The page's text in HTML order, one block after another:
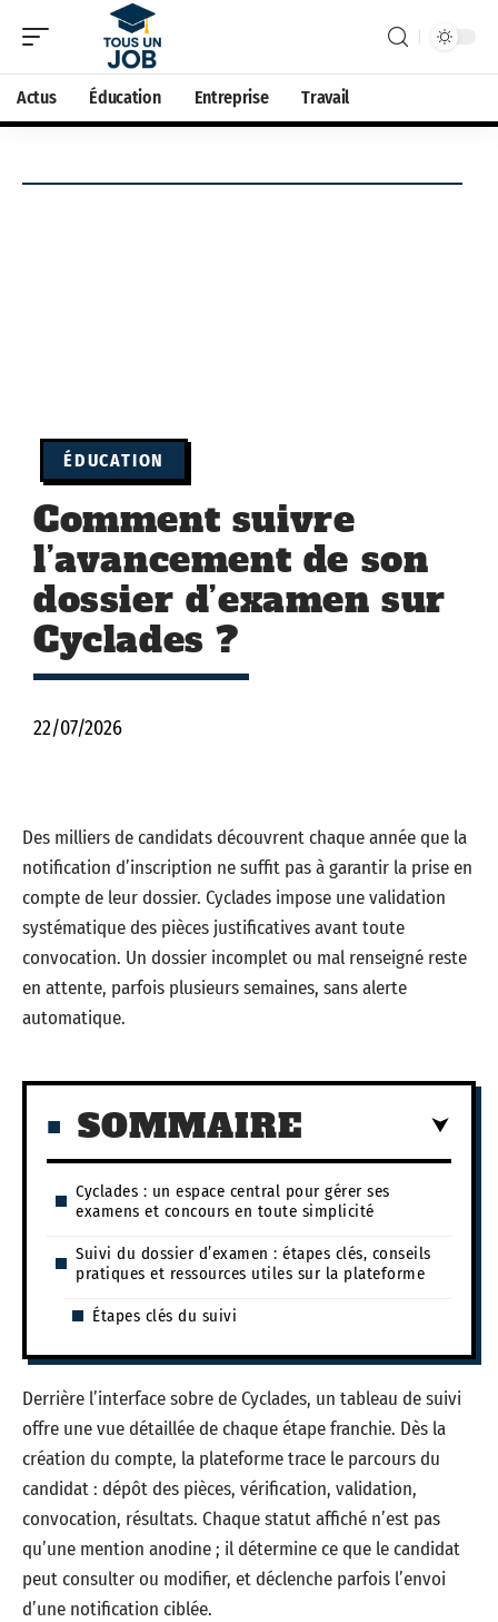
Actus Éducation Entreprise Travail
ÉDUCATION
Comment suivre
l’avancement de son
dossier d’examen sur
Cyclades ?
22/07/2026
Des milliers de candidats découvrent chaque année que la
notification d’inscription ne suffit pas à garantir la prise en
compte de leur dossier. Cyclades impose une validation
systématique des pièces justificatives avant toute
convocation. Un dossier incomplet ou mal renseigné reste
en attente, parfois plusieurs semaines, sans alerte
automatique.
SOMMAIRE
Cyclades : un espace central pour gérer ses
examens et concours en toute simplicité
Suivi du dossier d’examen : étapes clés, conseils
pratiques et ressources utiles sur la plateforme
Étapes clés du suivi
Derrière l’interface sobre de Cyclades, un tableau de suivi
offre une vue détaillée de chaque étape franchie. Dès la
création du compte, la plateforme trace le parcours du
candidat : dépôt des pièces, vérification, validation,
convocation, résultats. Chaque statut affiché n’est pas
qu’une mention anodine ; il détermine ce que le candidat
peut consulter ou modifier, et déclenche parfois l’envoi
d’une notification ciblée.